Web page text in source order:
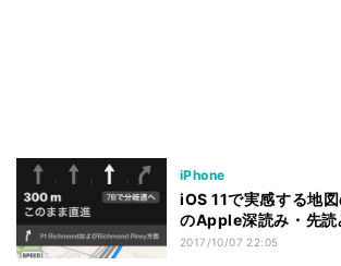
iPhone
iOS 11で実感する地
のApple深読み・先読
2017/10/07 22:05